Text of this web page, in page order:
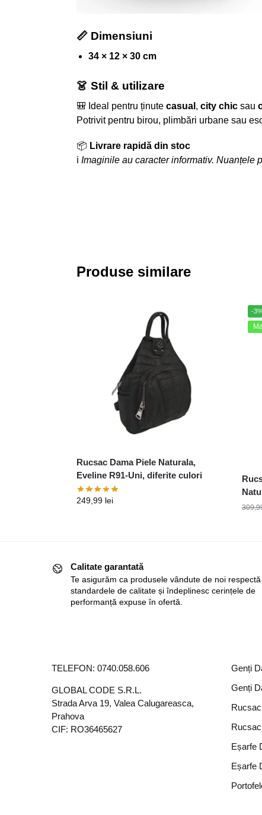
📏 Dimensiuni
34 × 12 × 30 cm
👗 Stil & utilizare
🎒 Ideal pentru ținute casual , city chicsau
Potrivit pentru birou, plimbări urbane sau
📦 Livrare rapidă din stoc
ℹ️ Imaginile au caracter informativ. Nuanțele
Produse similare
Rucsac Dama Piele Naturala,
Eveline R91-Uni, diferite culori
249,99 lei
-
Calitate garantată
Te asigurăm ca produsele vândute de noi respectă
standardele de calitate și îndeplinesc cerințele de
performanță expuse în ofertă.
TELEFON: 0740.058.606
GLOBAL CODE S.R.L.
Strada Arva 19, Valea Calugareasca,
Prahova
CIF: RO36465627
Genți
Genți
Eșarfe
Eșarfe